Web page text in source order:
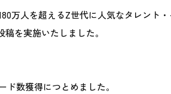
万人を超えるZ世代に人気なタレント
を実施いたしました。
数獲得につとめました。